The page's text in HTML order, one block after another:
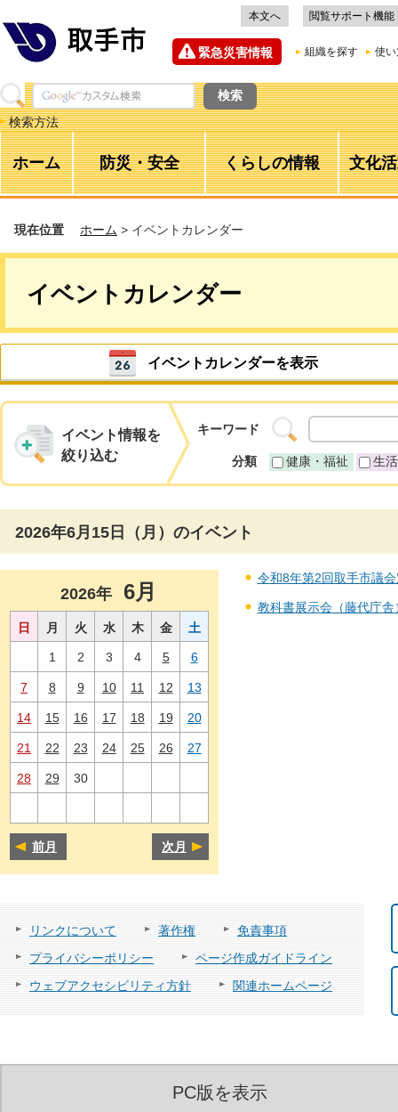
本文へ 閲覧サポート機能
緊急災害情報 組織を探す 使
検索方法
ホーム 防災・安全 くらしの情報 文化
現在位置 ホーム > イベントカレンダー
イベントカレンダー
イベントカレンダーを表示
イベント情報を
絞り込む
キーワード
分類 健康・福祉 生活
2026年6月15日（月）のイベント
2026年 6月
日 月 火 水 木 金 土
1 2 3 4 5 6
7 8 9 10 11 12 13
14 15 16 17 18 19 20
21 22 23 24 25 26 27
28 29 30
前月 次月
令和8年第2回取手市議
教科書展示会（藤代庁
リンクについて 著作権
免責事項
プライバシーポリシー
ページ作成ガイドライン
ウェブアクセシビリティ方針
関連ホームページ
PC版を表示